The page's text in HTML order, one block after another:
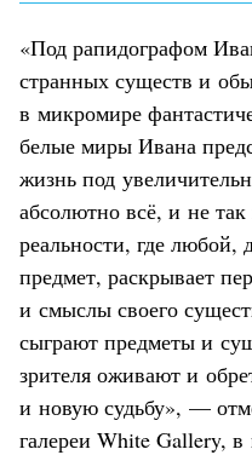
«Под рапидографом
странных существ и
в микромире
белые миры Ивана
жизнь под
абсолютно всё, и не
реальности, где
предмет, раскрывает
и смыслы своего
сыграют предметы и
зрителя оживают и
и новую судьбу», —
галереи White Gallery, в